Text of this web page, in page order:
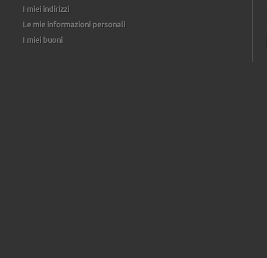
I miei indirizzi
Le mie informazioni personali
I miei buoni